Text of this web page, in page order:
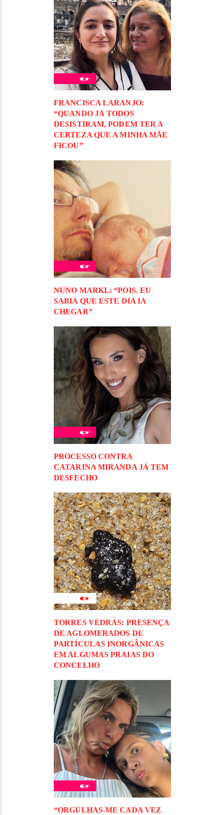
FRANCISCA LARANJO:
“QUANDO JÁ TODOS
DESISTIRAM, PODEM TER A
CERTEZA QUE A MINHA MÃE
FICOU”
NUNO MARKL: “POIS. EU
SABIA QUE ESTE DIA IA
CHEGAR”
PROCESSO CONTRA
CATARINA MIRANDA JÁ TEM
DESFECHO
TORRES VEDRAS: PRESENÇA
DE AGLOMERADOS DE
PARTÍCULAS INORGÂNICAS
EM ALGUMAS PRAIAS DO
CONCELHO
“ORGULHAS-ME CADA VEZ